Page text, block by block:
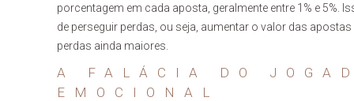
porcentagem em cada aposta, geralmente entre 1% e 5%.
de perseguir perdas, ou seja, aumentar o valor das
perdas ainda maiores.
A FALÁCIA DO
EMOCIONAL